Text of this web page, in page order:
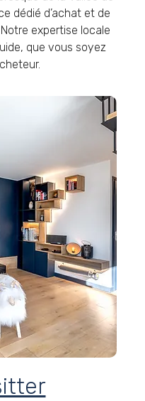
dédié d’achat et de
expertise locale
que vous soyez